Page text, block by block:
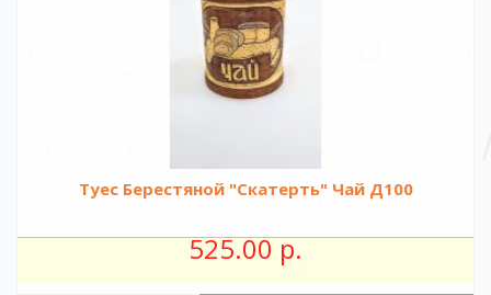
Туес Берестяной "Скатерть" Чай Д100
525.00 р.